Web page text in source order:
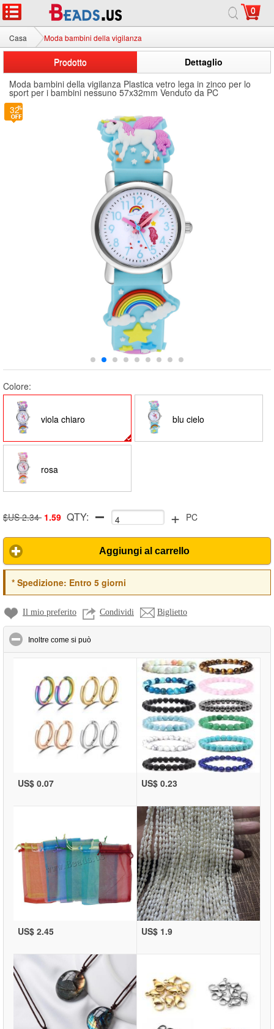
0
Casa Moda bambini della vigilanza
Prodotto
Dettaglio
Moda bambini della vigilanza Plastica vetro lega in zinco per lo
sport per i bambini nessuno 57x32mm Venduto da PC
32
Colore:
viola chiaro blu cielo
rosa
$US 2.34 1.59 QTY: + PC
Aggiungi al carrello
*Spedizione: Entro 5 giorni
Il mio preferito Condividi Biglietto
Inoltre come si può
US$ 0.07 US$ 0.23
US$ 2.45 US$ 1.9